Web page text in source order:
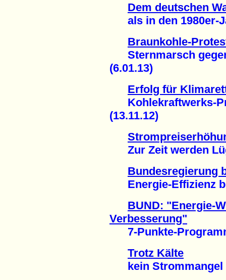
Dem deutschen
als in den 1980er-
Braunkohle-
Sternmarsch
(6.01.13)
Erfolg für
Kohlekraftwerks-
(13.11.12)
Zur Zeit werden
Bundesregierung
Energie-Effizienz
BUND: "Energie-
Verbesserung"
7-Punkte-
Trotz Kälte
kein Strommangel